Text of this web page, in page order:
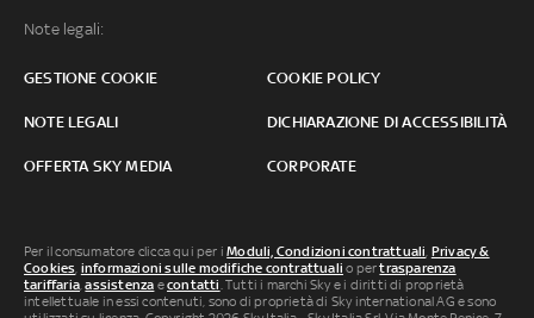
Note legali:
GESTIONE COOKIE COOKIE POLICY
NOTE LEGALI DICHIARAZIONE DI ACCESSIBILITÀ
OFFERTA SKY MEDIA CORPORATE
Per il consumatore clicca qui per iModuli, Condizioni contrattuali, Privacy &
Cookies, informazioni sulle modifiche contrattuali o pertrasparenza
tariffaria,assistenza econtatti. Tutti i marchi Sky e i diritti di proprietà
intellettuale in essi contenuti, sono di proprietà di Sky international AG e sono